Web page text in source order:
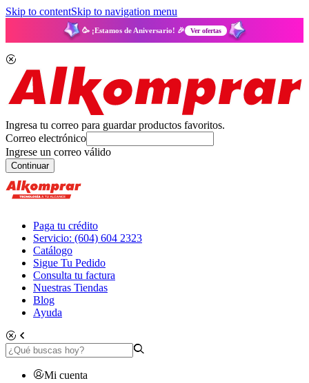
Skip to contentSkip to navigation menu
🥳 ¡Estamos de Aniversario! 🎉 Ver ofertas
Ingresa tu correo para guardar productos favoritos.
Correo electrónico
Ingrese un correo válido
Continuar
Paga tu crédito
Servicio: (604) 604 2323
Catálogo
Sigue Tu Pedido
Consulta tu factura
Nuestras Tiendas
Blog
Ayuda
Mi cuenta